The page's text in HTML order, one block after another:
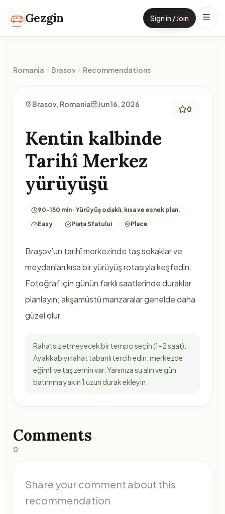
Gezgin Sign in / Join
Romania Brasov Recommendations
Brasov, Romania Jun 16, 2026
0
Kentin kalbinde
Tarihî Merkez
yürüyüşü
90-150 min · Yürüyüş odaklı, kısa ve esnek plan.
Easy
Piața Sfatului Place
Braşov’un tarihî merkezinde taş sokaklar ve
meydanları kısa bir yürüyüş rotasıyla keşfedin.
Fotoğraf için günün farklı saatlerinde duraklar
planlayın; akşamüstü manzaralar genelde daha
güzel olur.
Rahatsız etmeyecek bir tempo seçin (1–2 saat).
Ayakkabıyı rahat tabanlı tercih edin; merkezde
eğimli ve taş zemin var. Yanınıza su alın ve gün
batımına yakın 1 uzun durak ekleyin.
Comments
0